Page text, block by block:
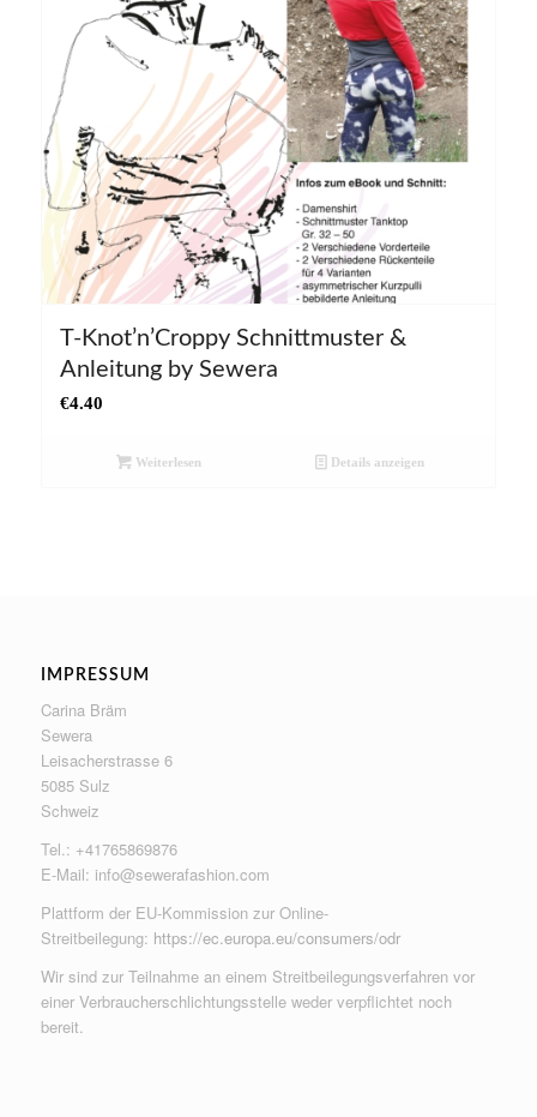
T-Knot’n’Croppy Schnittmuster &
Anleitung by Sewera
€4.40
Weiterlesen Details anzeigen
IMPRESSUM
Carina Bräm
Sewera
Leisacherstrasse 6
5085 Sulz
Schweiz
Tel.: +41765869876
E-Mail: info@sewerafashion.com
Plattform der EU-Kommission zur Online-
Streitbeilegung: https://ec.europa.eu/consumers/odr
Wir sind zur Teilnahme an einem Streitbeilegungsverfahren vor
einer Verbraucherschlichtungsstelle weder verpflichtet noch
bereit.